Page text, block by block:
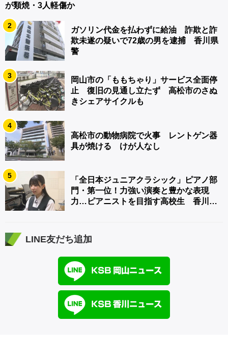
が類焼・3人軽傷か
2
ガソリン代金を払わずに給油 詐欺と詐
欺未遂の疑いで72歳の男を逮捕 香川県
警
3
岡山市の「ももちゃり」サービス全面停
止 復旧の見通し立たず 高松市のさぬ
きシェアサイクルも
4
高松市の動物病院で火事 レントゲン器
具が焼ける けが人なし
5
「全日本ジュニアクラシック」ピアノ部
門・第一位！力強い演奏と豊かな表現
力…ピアニストを目指す高校生 香川
LINE友だち追加